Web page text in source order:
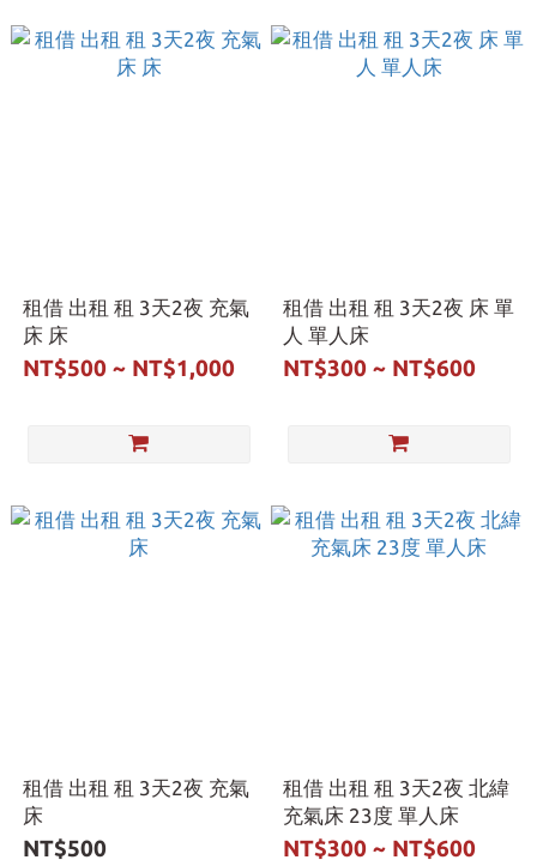
租借 出租 租 3天2夜 充氣
床 床
NT$500 ~ NT$1,000
租借 出租 租 3天2夜 床 單
人 單人床
NT$300 ~ NT$600
租借 出租 租 3天2夜 充氣
床
NT$500
租借 出租 租 3天2夜 北緯
充氣床 23度 單人床
NT$300 ~ NT$600